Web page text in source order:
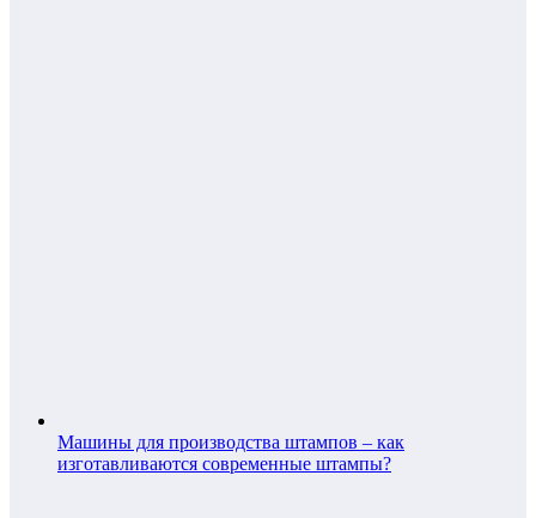
Машины для производства штампов – как
изготавливаются современные штампы?